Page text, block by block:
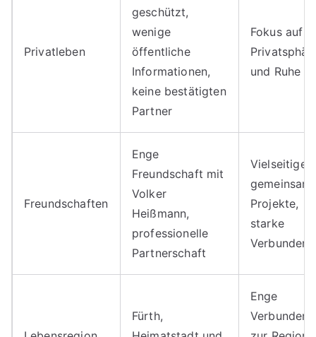
Privatleben
geschützt,
wenige
öffentliche
Informationen,
keine bestätigten
Partner
Fokus auf
und Ruhe
Freundschaften
Enge
Freundschaft mit
Volker
Heißmann,
professionelle
Partnerschaft
Vielseitige
Projekte,
starke
Fürth,
Enge